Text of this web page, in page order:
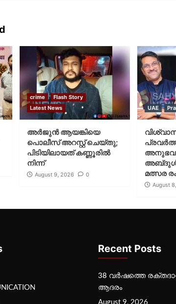
crime
Flash Story
Latest News
അർജുൻ ആയങ്കിയെ
പൊലീസ് അറസ്റ്റ് ചെയ്‌തു;
പിടിയിലായത് കണ്ണൂരിൽ
നിന്ന്
August 9, 2026 0
UAE
അബ്‌ദുൾ
മത്സര
August
Recent Posts
38 വർഷത്തെ
ആദരം
August 9, 2026